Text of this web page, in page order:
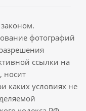
фотографий
ссылки на
носит
каких условиях не